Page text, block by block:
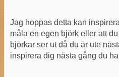
Jag hoppas detta kan
måla en egen björk eller att
björkar ser ut då du är ute
inspirera dig nästa gång du